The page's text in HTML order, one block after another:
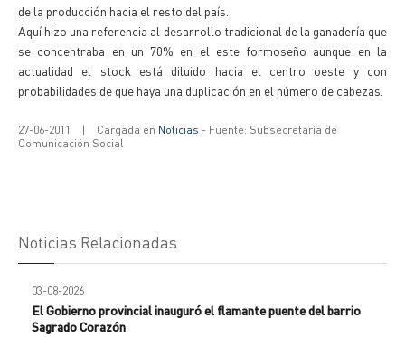
de la producción hacia el resto del país.
Aquí hizo una referencia al desarrollo tradicional de la ganadería que
se concentraba en un 70% en el este formoseño aunque en la
actualidad el stock está diluido hacia el centro oeste y con
probabilidades de que haya una duplicación en el número de cabezas.
27-06-2011 | Cargada en Noticias - Fuente: Subsecretaría de
Comunicación Social
Noticias Relacionadas
03-08-2026
El Gobierno provincial inauguró el flamante puente del barrio
Sagrado Corazón